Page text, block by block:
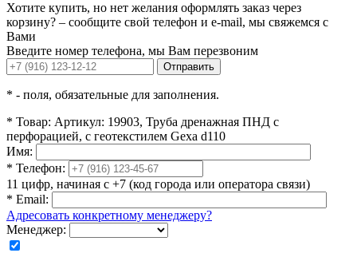
Хотите купить, но нет желания оформлять заказ через
корзину? – сообщите свой телефон и e-mail, мы свяжемся с
Вами
Введите номер телефона, мы Вам перезвоним
Отправить
* - поля, обязательные для заполнения.
* Товар: Артикул: 19903, Труба дренажная ПНД с
перфорацией, с геотекстилем Gexa d110
Имя:
* Телефон:
11 цифр, начиная с +7 (код города или оператора связи)
* Email:
Адресовать конкретному менеджеру?
Менеджер: